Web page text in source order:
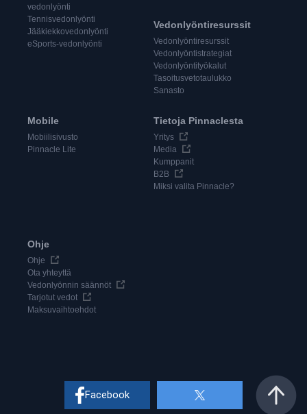
vedonlyönti
Tennisvedonlyönti
Jääkiekkovedonlyönti
eSports-vedonlyönti
Vedonlyöntiresurssit
Vedonlyöntiresurssit
Vedonlyöntistrategiat
Vedonlyöntityökalut
Tasoitusvetotaulukko
Sanasto
Mobile
Mobiilisivusto
Pinnacle Lite
Tietoja Pinnaclesta
Yritys
Media
Kumppanit
B2B
Miksi valita Pinnacle?
Ohje
Ohje
Ota yhteyttä
Vedonlyönnin säännöt
Tarjotut vedot
Maksuvaihtoehdot
Facebook